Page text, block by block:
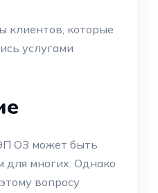
клиентов, которые
услугами
ОЗ может быть
многих. Однако
вопросу